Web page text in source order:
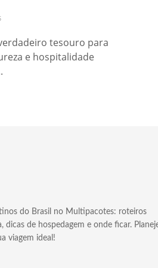
tesouro para
e hospitalidade
do Brasil no Multipacotes: roteiros
dicas de hospedagem e onde ficar.
viagem ideal!